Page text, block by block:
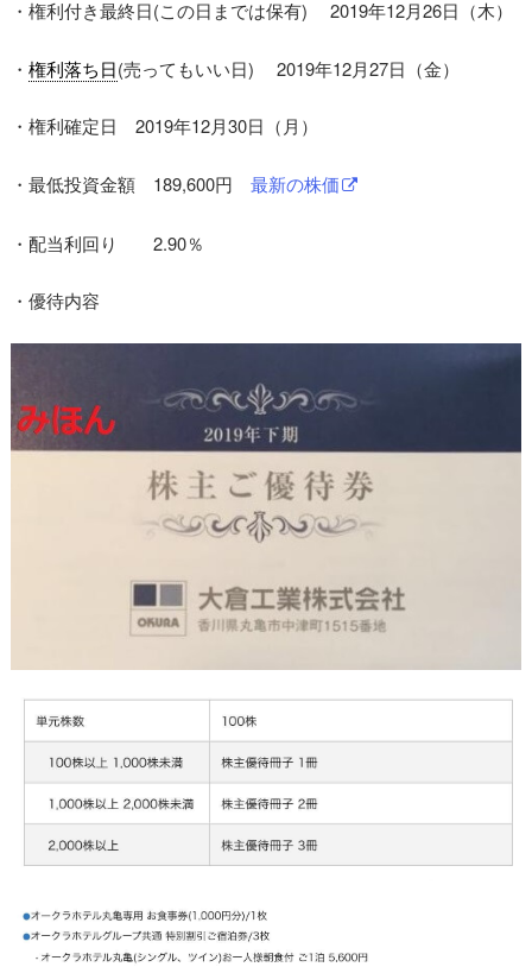
・権利付き最終日(この日までは保有) 2019年12月26日（木）
・ 権利落ち日(売ってもいい日) 2019年12月27日（金）
・権利確定日 2019年12月30日（月）
・最低投資金額 189,600円 最新の株価
・配当利回り 2.90％
・優待内容